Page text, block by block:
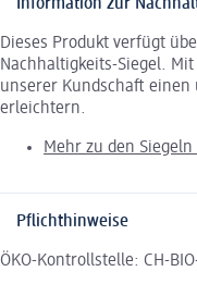
Information zur
Dieses Produkt verfügt
Nachhaltigkeits-Siegel.
unserer Kundschaft einen
erleichtern.
Mehr zu den
Pflichthinweise
ÖKO-Kontrollstelle: CH-